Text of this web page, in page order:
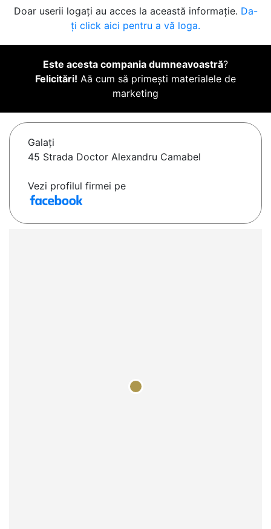
Doar userii logați au acces la această informație. Da-
ți click aici pentru a vă loga.
Este acesta compania dumneavoastră?
Felicitări! Aă cum să primești materialele de
marketing
Galaţi
45 Strada Doctor Alexandru Camabel
Vezi profilul firmei pe